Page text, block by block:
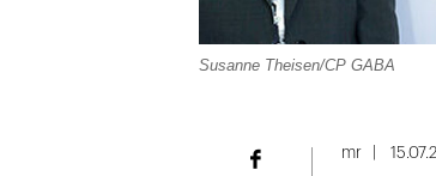
Susanne Theisen/CP GABA
mr